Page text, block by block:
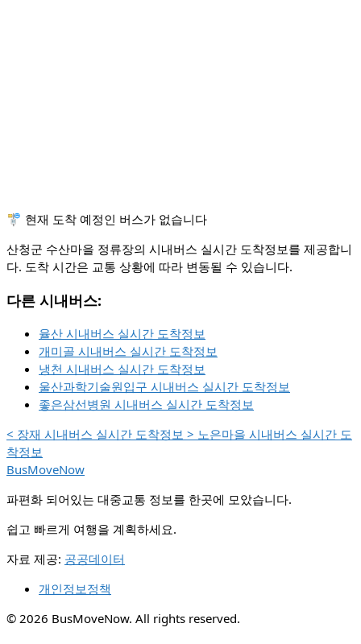
🚏 현재 도착 예정인 버스가 없습니다
산청군 수산마을 정류장의 시내버스 실시간 도착정보를 제공합니
다. 도착 시간은 교통 상황에 따라 변동될 수 있습니다.
다른 시내버스:
율산 시내버스 실시간 도착정보
개미골 시내버스 실시간 도착정보
냉천 시내버스 실시간 도착정보
울산과학기술원입구 시내버스 실시간 도착정보
좋은삼선병원 시내버스 실시간 도착정보
< 장재 시내버스 실시간 도착정보 > 노은마을 시내버스 실시간 도
착정보
BusMoveNow
파편화 되어있는 대중교통 정보를 한곳에 모았습니다.
쉽고 빠르게 여행을 계획하세요.
자료 제공: 공공데이터
개인정보정책
© 2026 BusMoveNow. All rights reserved.